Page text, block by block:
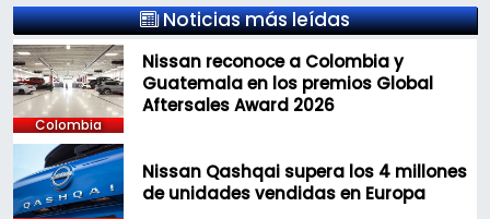
Noticias más leídas
Colombia
Nissan reconoce a Colombia y
Guatemala en los premios Global
Aftersales Award 2026
Nissan Qashqai supera los 4 millones
de unidades vendidas en Europa